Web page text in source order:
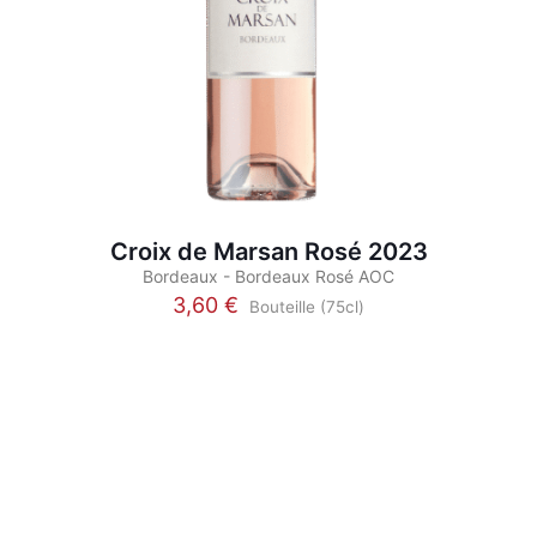
Croix de Marsan Rosé 2023
Bordeaux - Bordeaux Rosé AOC
3,60 €
Bouteille (75cl)